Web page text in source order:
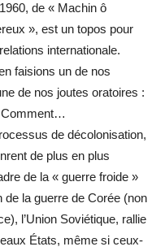
de « Machin ô
», est un topos pour
internationale.
faisions un de nos
de nos joutes oratoires :
Comment…
de décolonisation,
de plus en plus
de la « guerre froide »
de la guerre de Corée (non
l’Union Soviétique, rallie
États, même si ceux-